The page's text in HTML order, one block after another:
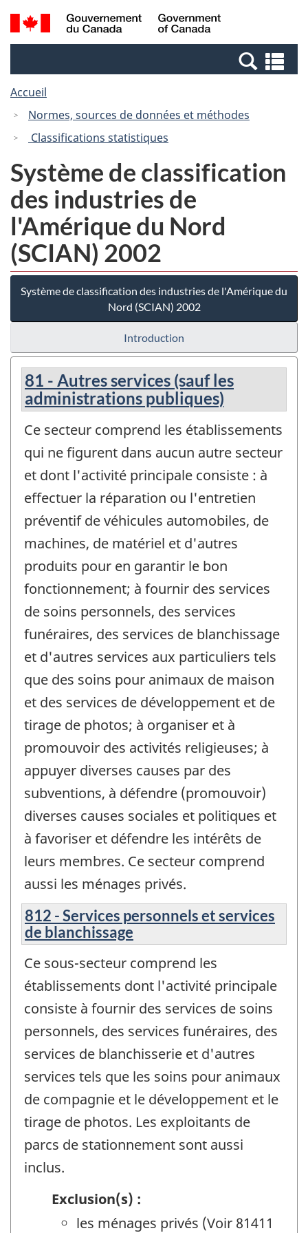
Passer
au
Passer
à
Canada
Recherche
et
et
Accueil
Normes, sources de données et méthodes
Classifications statistiques
Système de classification
des industries de
l'Amérique du Nord
(SCIAN) 2002
Système de classification des industries de l'Amérique du
Nord (SCIAN) 2002
Introduction
81 - Autres services (sauf les
administrations publiques)
Ce secteur comprend les établissements
qui ne figurent dans aucun autre secteur
et dont l'activité principale consiste : à
effectuer la réparation ou l'entretien
préventif de véhicules automobiles, de
machines, de matériel et d'autres
produits pour en garantir le bon
fonctionnement; à fournir des services
de soins personnels, des services
funéraires, des services de blanchissage
et d'autres services aux particuliers tels
que des soins pour animaux de maison
et des services de développement et de
tirage de photos; à organiser et à
promouvoir des activités religieuses; à
appuyer diverses causes par des
subventions, à défendre (promouvoir)
diverses causes sociales et politiques et
à favoriser et défendre les intérêts de
leurs membres. Ce secteur comprend
aussi les ménages privés.
812 - Services personnels et services
de blanchissage
Ce sous-secteur comprend les
établissements dont l'activité principale
consiste à fournir des services de soins
personnels, des services funéraires, des
services de blanchisserie et d'autres
services tels que les soins pour animaux
de compagnie et le développement et le
tirage de photos. Les exploitants de
parcs de stationnement sont aussi
inclus.
Exclusion(s) :
les ménages privés (Voir 81411